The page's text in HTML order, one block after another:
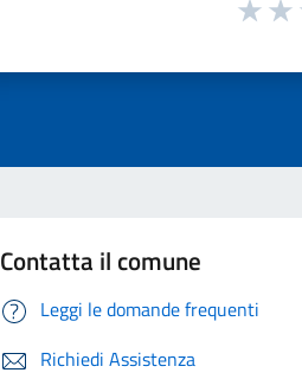
Contatta il comune
Leggi le domande frequenti
Richiedi Assistenza